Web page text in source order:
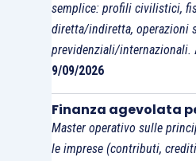
semplice: profili civilistici,
diretta/indiretta, operazioni
previdenziali/internazionali.
9/09/2026
Finanza agevolata
Master operativo sulle
le imprese (contributi,